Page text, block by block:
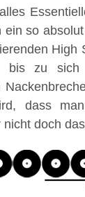
ein so
High
bis zu sich
dass
doch